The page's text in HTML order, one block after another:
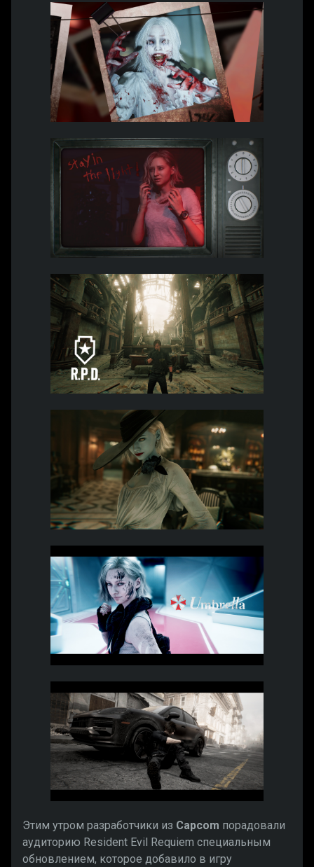
Этим утром разработчики из Capcom порадовали
аудиторию Resident Evil Requiem специальным
обновлением, которое добавило в игру